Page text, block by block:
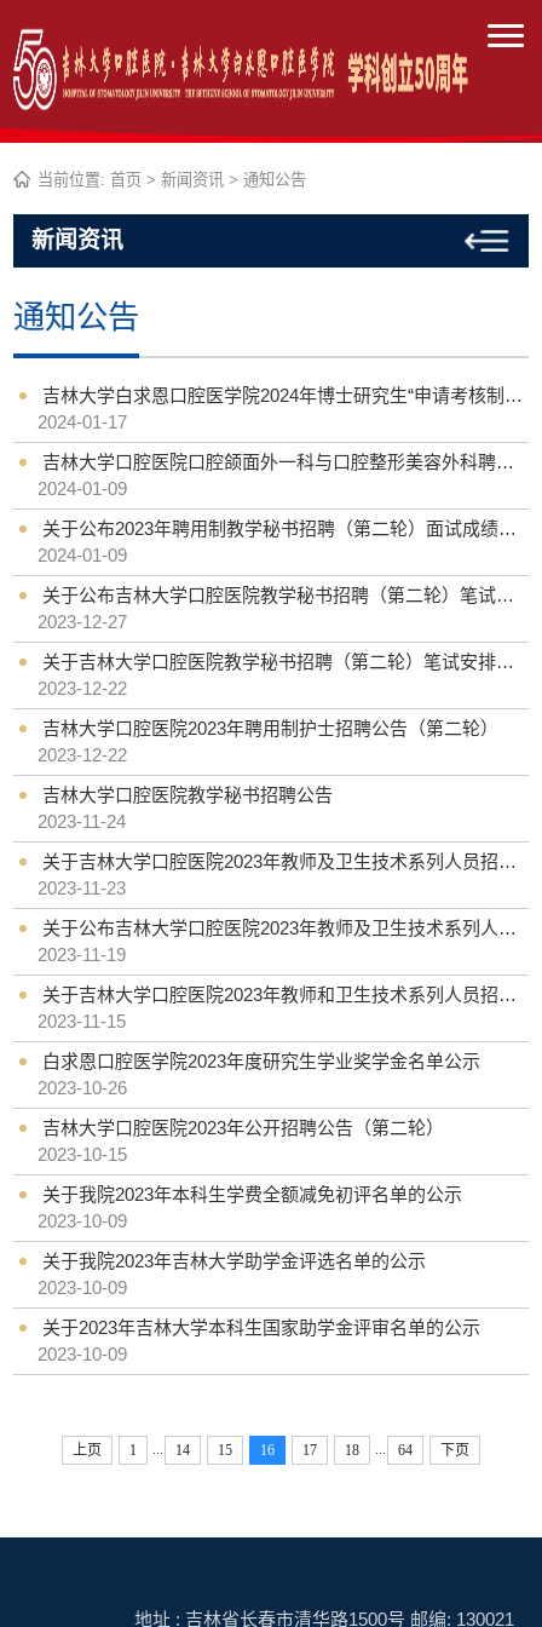
当前位置:首页 >新闻资讯 >通知公告
新闻资讯
通知公告
吉林大学白求恩口腔医学院2024年博士研究生“申请考核制”招生工作实施细则
2024-01-17
吉林大学口腔医院口腔颌面外一科与口腔整形美容外科聘用制医生招聘公告
2024-01-09
关于公布2023年聘用制教学秘书招聘（第二轮）面试成绩、总成绩及拟聘人选公示的通知
2024-01-09
关于公布吉林大学口腔医院教学秘书招聘（第二轮）笔试成绩及面试安排的通知
2023-12-27
关于吉林大学口腔医院教学秘书招聘（第二轮）笔试安排的通知
2023-12-22
吉林大学口腔医院2023年聘用制护士招聘公告（第二轮）
2023-12-22
吉林大学口腔医院教学秘书招聘公告
2023-11-24
关于吉林大学口腔医院2023年教师及卫生技术系列人员招聘（第二轮）拟聘人员公示的通知
2023-11-23
关于公布吉林大学口腔医院2023年教师及卫生技术系列人员招聘（第二轮）笔试成绩和面试安排的通知
2023-11-19
关于吉林大学口腔医院2023年教师和卫生技术系列人员招聘（第二轮）笔试安排的通知
2023-11-15
白求恩口腔医学院2023年度研究生学业奖学金名单公示
2023-10-26
吉林大学口腔医院2023年公开招聘公告（第二轮）
2023-10-15
关于我院2023年本科生学费全额减免初评名单的公示
2023-10-09
关于我院2023年吉林大学助学金评选名单的公示
2023-10-09
关于2023年吉林大学本科生国家助学金评审名单的公示
2023-10-09
上页 1 14 15 16 17 18 64 下页
地址 : 吉林省长春市清华路1500号 邮编: 130021